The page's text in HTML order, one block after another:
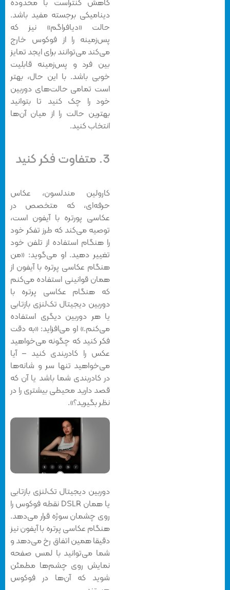
کاهش کنتراست با محدوده
دینامیکی برجسته مفید باشد.
حالت‌ «دیافراگم» نیز که
پس‌‌زمینه را از فوکوس خارج
می‌کند می‌توانند برای ایجد تمایز
بین فرد و پس‌زمینه قابلیت
خوبی باشد. با این حال، بهتر
است تمامی حالت‌های دوربین
خود را چک کنید تا بتوانید
بهترین حالت را از میان‌ آن‌ها
انتخاب کنید.
کارولین مندلسون، عکاس
حرفه‌ای، که متخصص در
عکاسی پورتره با آیفون است،
توصیه می‌کند که طرز تفکر خود
را هنگام استفاده از تلفن خود
تغییر دهید. او می‌گوید: «من
هنگام عکاسی پرتره با آیفون از
همان قوانینی استفاده می‌کنم
که هنگام عکاسی پرتره با
دوربین دیجیتال تک‌لنزی بازتابی
یا هر دوربین دیگری استفاده
می‌کنم.» او می‌افزاید: «به دقت
فکر کنید که چگونه می‌خواهید
عکس را کادربندی کنید – آیا
می‌خواهید تنها سر و شانه‌ها
در کادربندی شما باشد یا آن که
قصد دارید محیطی بیشتری را در
نظر بگیرید؟».
دوربین دیجیتال تک‌لنزی بازتابی
یا همان DSLR نقطه فوکوس را
روی چشمان سوژه قرار می‌دهد.
هنگام عکاسی پرتره با آیفون نیز
دقیقا همین اتفاق رخ می‌دهد و
شما می‌توانید با لمس صفحه
نمایش روی چشم‌ها مطمئن
شوید که آن‌ها در فوکوس